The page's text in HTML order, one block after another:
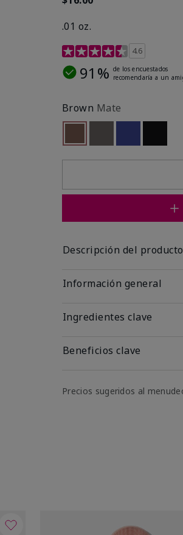
.01 oz.
Calificación de clientes de
4.6
91% de los encuestados
recomendaría a un
Brown Mate
Descripción del producto
Información general
Ingredientes clave
Beneficios clave
Precios sugeridos al